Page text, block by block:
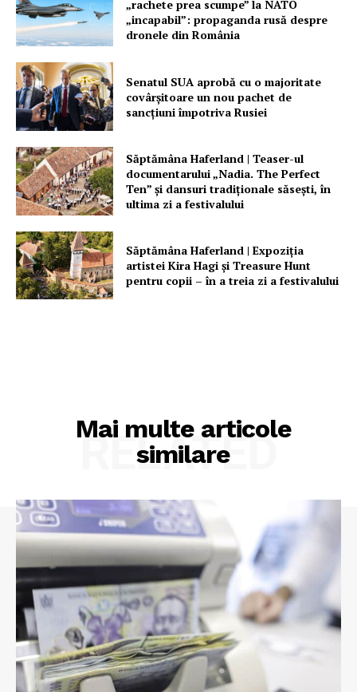
„rachete prea scumpe” la NATO
„incapabil”: propaganda rusă despre
dronele din România
Senatul SUA aprobă cu o majoritate
covârșitoare un nou pachet de
sancțiuni împotriva Rusiei
Săptămâna Haferland | Teaser-ul
documentarului „Nadia. The Perfect
Ten” şi dansuri tradiţionale săseşti, în
ultima zi a festivalului
Săptămâna Haferland | Expoziţia
artistei Kira Hagi şi Treasure Hunt
pentru copii – în a treia zi a festivalului
Mai multe articole
similare
RELATED